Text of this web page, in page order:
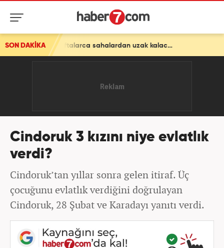
SON DAKİKA Sturm Graz maçında sakatlanmıştı! Oosterwolde haftalarca sahalardan uzak kalacak
Cindoruk 3 kızını niye evlatlık
verdi?
Cindoruk’tan yıllar sonra gelen itiraf. Üç
çocuğunu evlatlık verdiğini doğrulayan
Cindoruk, 28 Şubat ve Karadayı yanıtı verdi.